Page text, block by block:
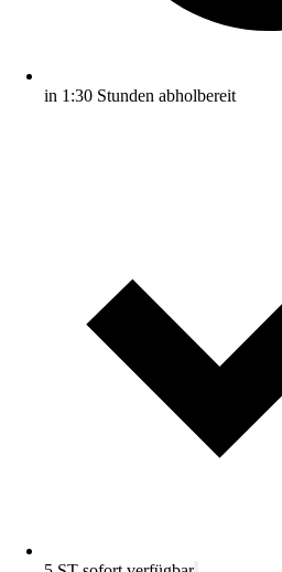
in 1:30 Stunden abholbereit